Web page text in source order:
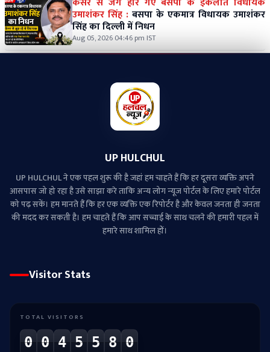
उमाशंकर सिंह : बसपा के एकमात्र विधायक उमाशंकर
सिंह का दिल्ली में निधन
Aug 05, 2026 04:46 pm IST
UP HULCHUL
UP HULCHUL ने एक पहल शुरू की है जहां हम चाहते हैं कि हर दूसरा व्‍यक्ति अपने
आसपास जो हो रहा है उसे साझा करे ताकि अन्‍य लोग न्‍यूज पोर्टल के लिए हमारे पोर्टल
को पढ़ सकें। हम मानते हैं कि हर एक व्यक्ति एक रिपोर्टर है और केवल जनता ही जनता
की मदद कर सकती है। हम चाहते हैं कि आप सच्चाई के साथ चलने की हमारी पहल में
हमारे साथ शामिल हों।
Visitor Stats
TOTAL VISITORS
0 0 4 5 5 8 0